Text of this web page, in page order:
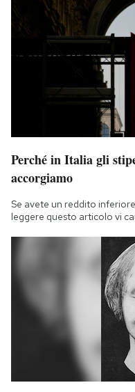
Perché in Italia gli
accorgiamo
Se avete un reddito
leggere questo articolo vi